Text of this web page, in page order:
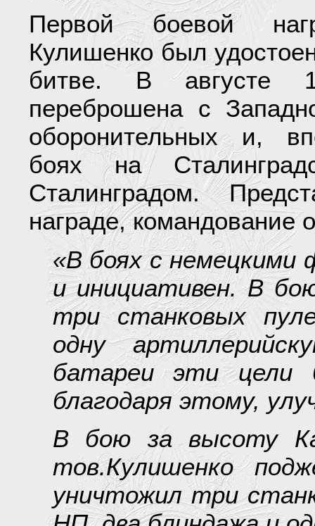
Первой боевой
Кулишенко был
битве. В августе
переброшена с
оборонительных и,
боях на
Сталинградом.
награде, командование
«В боях с
и инициативен. В
три станковых
одну
батареи эти цели
благодаря этому,
В бою за высоту
тов.Кулишенко
уничтожил три